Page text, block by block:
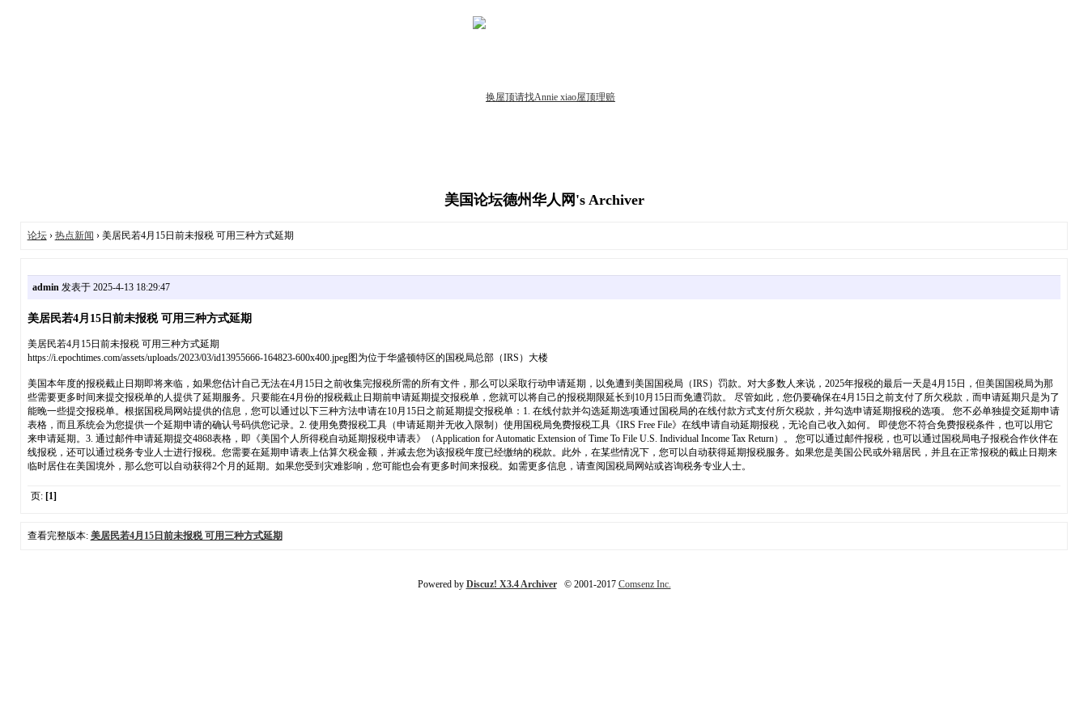
美国论坛德州华人网's Archiver
论坛› 热点新闻 › 美居民若4月15日前未报税 可用三种方式延期
admin发表于 2025-4-13 18:29:47
美居民若4月15日前未报税 可用三种方式延期
美居民若4月15日前未报税 可用三种方式延期
https://i.epochtimes.com/assets/uploads/2023/03/id13955666-164823-600x400.jpeg图为位于华盛顿特区的国税局总部（IRS）大楼
美国本年度的报税截止日期即将来临，如果您估计自己无法在4月15日之前收集完报税所需的所有文件，那么可以采取行动申请延期，以免遭到美国国税局（IRS）罚款。对大多数人来说，2025年报税的最后一天是4月15日，但美国国税局为那
些需要更多时间来提交报税单的人提供了延期服务。只要能在4月份的报税截止日期前申请延期提交报税单，您就可以将自己的报税期限延长到10月15日而免遭罚款。 尽管如此，您仍要确保在4月15日之前支付了所欠税款，而申请延期只是为了
能晚一些提交报税单。根据国税局网站提供的信息，您可以通过以下三种方法申请在10月15日之前延期提交报税单：1. 在线付款并勾选延期选项通过国税局的在线付款方式支付所欠税款，并勾选申请延期报税的选项。 您不必单独提交延期申请
表格，而且系统会为您提供一个延期申请的确认号码供您记录。2. 使用免费报税工具（申请延期并无收入限制）使用国税局免费报税工具《IRS Free File》在线申请自动延期报税，无论自己收入如何。 即使您不符合免费报税条件，也可以用它
来申请延期。3. 通过邮件申请延期提交4868表格，即《美国个人所得税自动延期报税申请表》（Application for Automatic Extension of Time To File U.S. Individual Income Tax Return）。 您可以通过邮件报税，也可以通过国税局电子报税合作伙伴在
线报税，还可以通过税务专业人士进行报税。您需要在延期申请表上估算欠税金额，并减去您为该报税年度已经缴纳的税款。此外，在某些情况下，您可以自动获得延期报税服务。如果您是美国公民或外籍居民，并且在正常报税的截止日期来
临时居住在美国境外，那么您可以自动获得2个月的延期。如果您受到灾难影响，您可能也会有更多时间来报税。如需更多信息，请查阅国税局网站或咨询税务专业人士。
页: [1]
查看完整版本: 美居民若4月15日前未报税 可用三种方式延期
Powered by Discuz! X3.4 Archiver© 2001-2017 Comsenz Inc.